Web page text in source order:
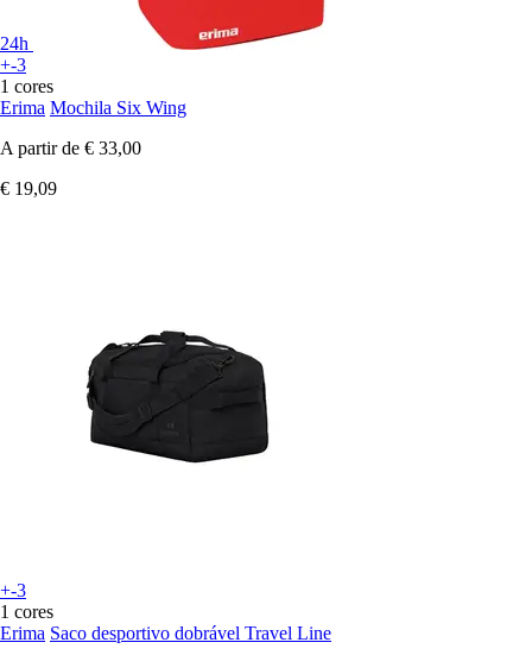
24h
+-3
1 cores
Erima Mochila Six Wing
A partir de € 33,00
€ 19,09
+-3
1 cores
Erima Saco desportivo dobrável Travel Line